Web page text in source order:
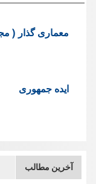
معماری گذار (
ایده جمهوری
آخرین مطالب